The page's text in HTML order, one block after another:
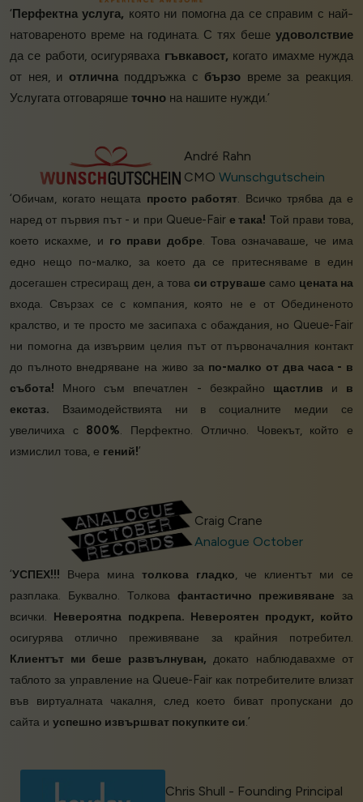
‘Перфектна услуга, която ни помогна да се справим с най-
натовареното време на годината. С тях беше удоволствие
да се работи, осигуряваха гъвкавост, когато имахме нужда
от нея, и отличнаподдръжка с бързо време за реакция.
Услугата отговаряше точно на нашите нужди.’
André Rahn
CMO Wunschgutschein
‘Обичам, когато нещата просто работят. Всичко трябва да е
наред от първия път - и при Queue-Fair е така! Той прави това,
което искахме, и го прави добре. Това означаваше, че има
едно нещо по-малко, за което да се притесняваме в един
досегашен стресиращ ден, а това си струваше само цената на
входа. Свързах се с компания, която не е от Обединеното
кралство, и те просто ме засипаха с обаждания, но Queue-Fair
ни помогна да извървим целия път от първоначалния контакт
до пълното внедряване на живо за по-малко от два часа - в
събота! Много съм впечатлен - безкрайно щастлив и в
екстаз. Взаимодействията ни в социалните медии се
увеличиха с 800%. Перфектно. Отлично. Човекът, който е
измислил това, е гений!’
Craig Crane
Analogue October
‘УСПЕХ!!! Вчера минатолкова гладко, че клиентът ми се
разплака. Буквално. Толкова фантастично преживяване за
всички. Невероятна подкрепа. Невероятен продукт, който
осигурява отлично преживяване за крайния потребител.
Клиентът ми беше развълнуван, докато наблюдавахме от
таблото за управление на Queue-Fair как потребителите влизат
във виртуалната чакалня, след което биват пропускани до
сайта и успешно извършват покупките си.’
Chris Shull - Founding Principal